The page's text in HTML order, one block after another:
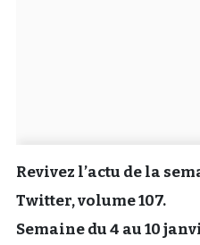
Revivez l’actu de la
Twitter, volume 107.
Semaine du 4 au 10